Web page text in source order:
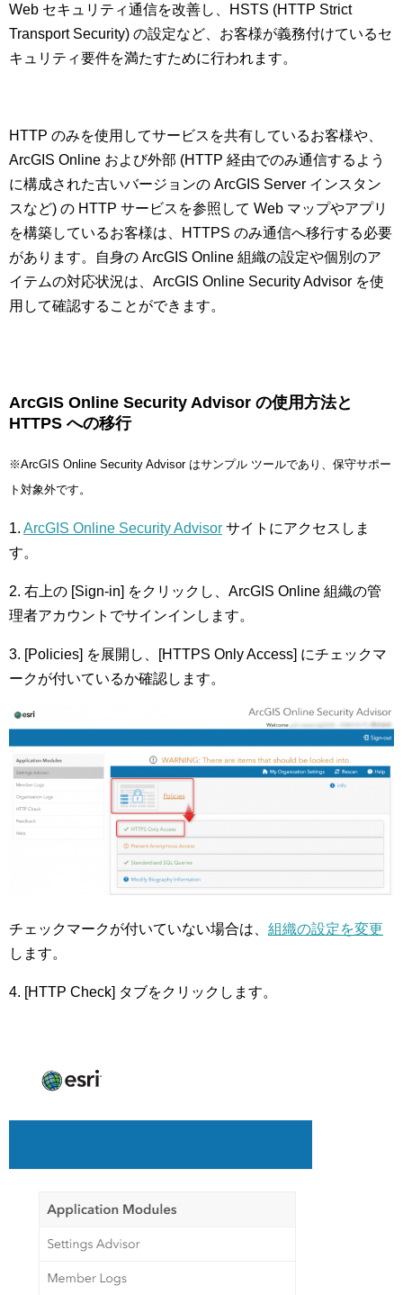
Web セキュリティ通信を改善し、HSTS (HTTP Strict
Transport Security) の設定など、お客様が義務付けているセ
キュリティ要件を満たすために行われます。
HTTP のみを使用してサービスを共有しているお客様や、
ArcGIS Online および外部 (HTTP 経由でのみ通信するよう
に構成された古いバージョンの ArcGIS Server インスタン
スなど) の HTTP サービスを参照して Web マップやアプリ
を構築しているお客様は、HTTPS のみ通信へ移行する必要
があります。自身の ArcGIS Online 組織の設定や個別のア
イテムの対応状況は、ArcGIS Online Security Advisor を使
用して確認することができます。
ArcGIS Online Security Advisor の使用方法と
HTTPS への移行
※ArcGIS Online Security Advisor はサンプル ツールであり、保守サポー
ト対象外です。
1. ArcGIS Online Security Advisor サイトにアクセスしま
す。
2. 右上の [Sign-in] をクリックし、ArcGIS Online 組織の管
理者アカウントでサインインします。
3. [Policies] を展開し、[HTTPS Only Access] にチェックマ
ークが付いているか確認します。
チェックマークが付いていない場合は、 組織の設定を変更
します。
4. [HTTP Check] タブをクリックします。